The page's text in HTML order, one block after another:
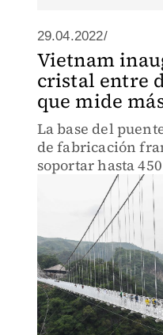
29.04.2022/
Vietnam
cristal entre
que mide
La base del
de fabricación
soportar hasta